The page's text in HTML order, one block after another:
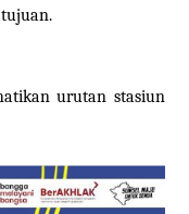
urutan stasiun